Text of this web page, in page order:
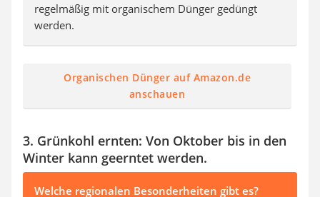
regelmäßig mit organischem Dünger gedüngt
werden.
Organischen Dünger auf Amazon.de
anschauen
3. Grünkohl ernten: Von Oktober bis in den
Winter kann geerntet werden.
Welche regionalen Besonderheiten gibt es?